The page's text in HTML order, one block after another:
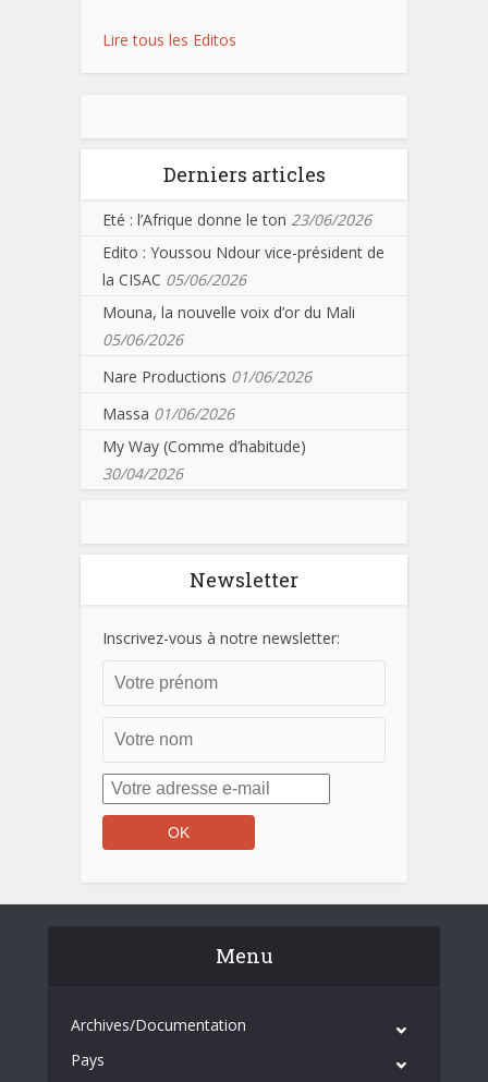
Lire tous les Editos
Derniers articles
Eté : l’Afrique donne le ton 23/06/2026
Edito : Youssou Ndour vice-président de
la CISAC 05/06/2026
Mouna, la nouvelle voix d’or du Mali
05/06/2026
Nare Productions 01/06/2026
Massa 01/06/2026
My Way (Comme d’habitude)
30/04/2026
Newsletter
Inscrivez-vous à notre newsletter:
Menu
Archives/Documentation
Pays